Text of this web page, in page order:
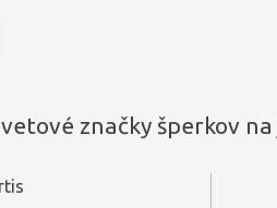
značky šperkov